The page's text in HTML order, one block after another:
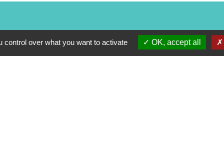
over what you want to activate OK, accept all